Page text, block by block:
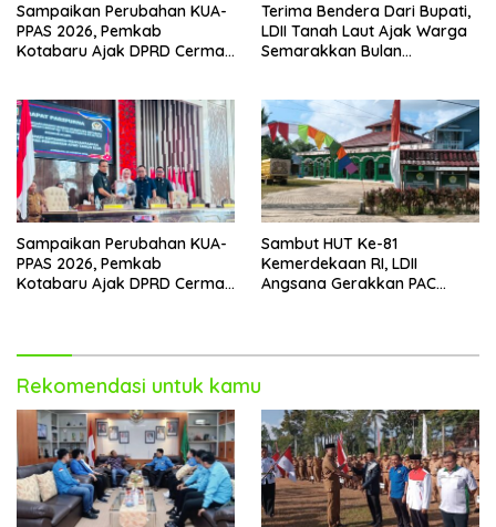
Sampaikan Perubahan KUA-
PPAS 2026, Pemkab
Kotabaru Ajak DPRD Cermati
Terima Bendera Dari Bupati,
LDII Tanah Laut Ajak Warga
Semarakkan Bulan
Sampaikan Perubahan KUA-
PPAS 2026, Pemkab
Kotabaru Ajak DPRD Cermati
Sambut HUT Ke-81
Kemerdekaan RI, LDII
Angsana Gerakkan PAC
Rekomendasi untuk kamu